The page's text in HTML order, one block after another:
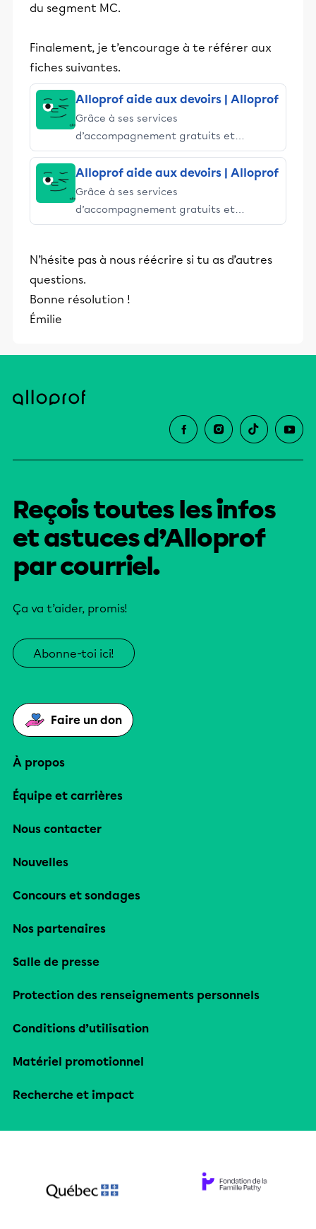
du segment MC.
Finalement, je t’encourage à te référer aux
fiches suivantes.
Alloprof aide aux devoirs | Alloprof
Grâce à ses services
d’accompagnement gratuits et
stimulants, Alloprof engage les élèves
et leurs parents dans la réussite
éducative.
Alloprof aide aux devoirs | Alloprof
Grâce à ses services
d’accompagnement gratuits et
stimulants, Alloprof engage les élèves
éducative.
N’hésite pas à nous réécrire si tu as d’autres
questions.
Bonne résolution !
Émilie
Reçois toutes les infos
et astuces d’Alloprof
par courriel.
Ça va t’aider, promis!
Abonne-toi ici!
Faire un don
À propos
Équipe et carrières
Nous contacter
Nouvelles
Concours et sondages
Nos partenaires
Salle de presse
Protection des renseignements personnels
Conditions d’utilisation
Matériel promotionnel
Recherche et impact